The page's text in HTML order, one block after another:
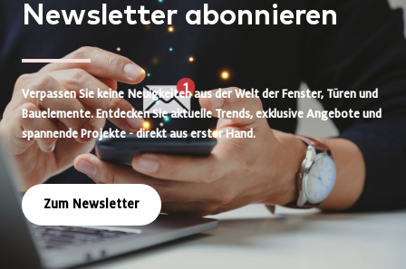
Newsletter abonnieren
Verpassen Sie keine Neuigkeiten aus der Welt der Fenster, Türen und
Bauelemente. Entdecken Sie aktuelle Trends, exklusive Angebote und
spannende Projekte - direkt aus erster Hand.
Zum Newsletter